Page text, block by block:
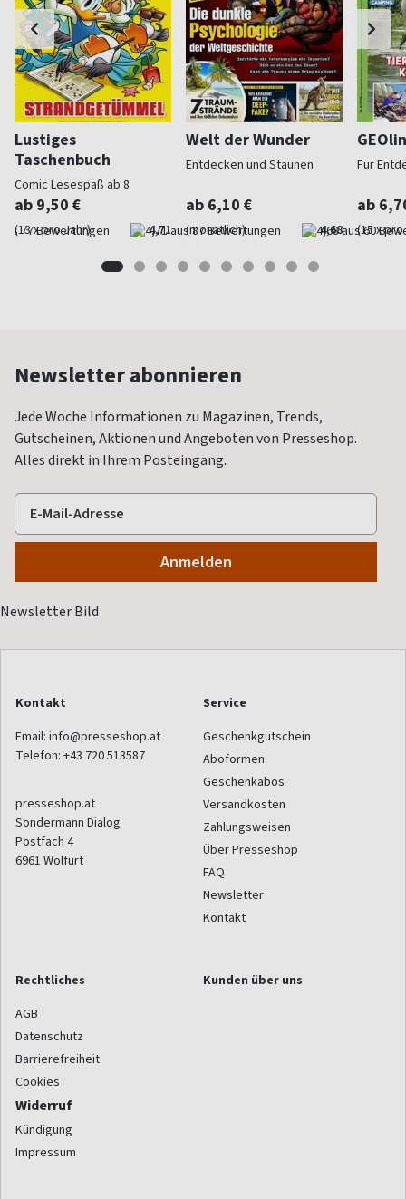
Lustiges
Taschenbuch
Comic Lesespaß ab 8
ab 9,50 €
(13 x pro Jahr) 4,71
Welt der Wunder
Entdecken und Staunen
ab 6,10 €
(monatlich) 4,68
Für
ab
(15 x
Newsletter abonnieren
Jede Woche Informationen zu Magazinen, Trends,
Gutscheinen, Aktionen und Angeboten von Presseshop.
Alles direkt in Ihrem Posteingang.
Kontakt
Email: info@presseshop.at
Telefon: +43 720 513587
presseshop.at
Sondermann Dialog
Postfach 4
6961 Wolfurt
Service
Geschenkgutschein
Aboformen
Geschenkabos
Versandkosten
Zahlungsweisen
Über Presseshop
FAQ
Newsletter
Kontakt
Rechtliches
AGB
Datenschutz
Barrierefreiheit
Cookies
Widerruf
Kündigung
Impressum
Kunden über uns